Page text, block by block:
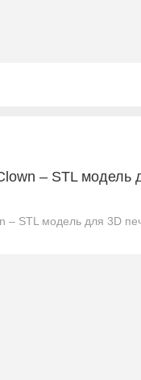
– STL модель
– STL модель для 3D